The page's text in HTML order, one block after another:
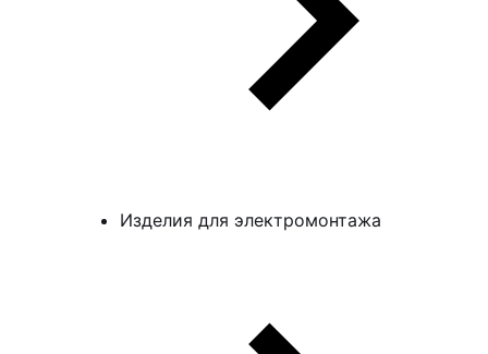
Изделия для электромонтажа